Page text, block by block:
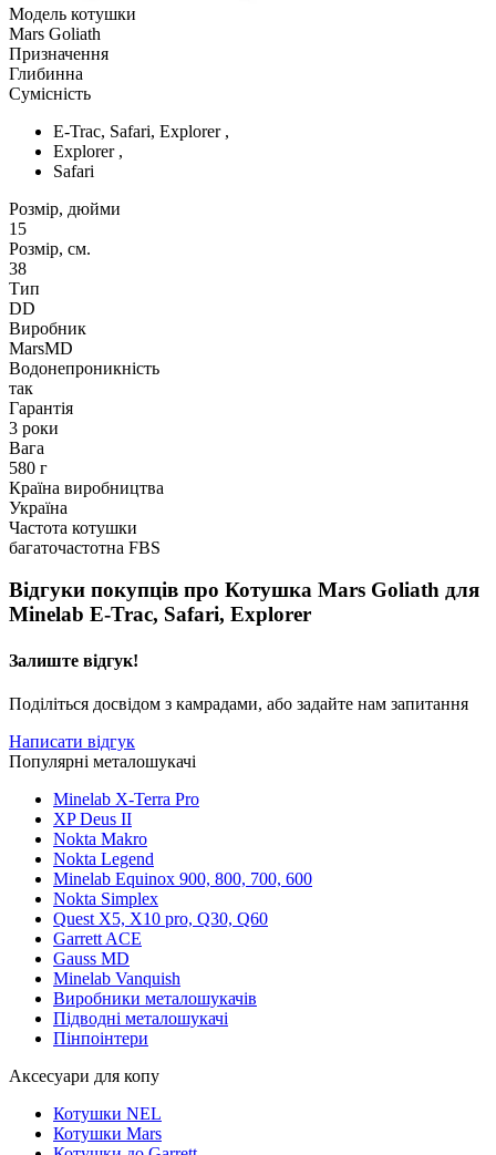
Модель котушки
Mars Goliath
Призначення
Глибинна
Сумісність
E-Trac, Safari, Explorer ,
Explorer ,
Safari
Розмір, дюйми
15
Розмір, см.
38
Тип
DD
Виробник
MarsMD
Водонепроникність
так
Гарантія
3 роки
Вага
580 г
Країна виробництва
Україна
Частота котушки
багаточастотна FBS
Відгуки покупців про Котушка Mars Goliath для
Minelab E-Trac, Safari, Explorer
Залиште відгук!
Поділіться досвідом з камрадами, або задайте нам запитання
Написати відгук
Популярні металошукачі
Minelab X-Terra Pro
XP Deus II
Nokta Makro
Nokta Legend
Minelab Equinox 900, 800, 700, 600
Nokta Simplex
Quest X5, X10 pro, Q30, Q60
Garrett ACE
Gauss MD
Minelab Vanquish
Виробники металошукачів
Підводні металошукачі
Пінпоінтери
Аксесуари для копу
Котушки NEL
Котушки Mars